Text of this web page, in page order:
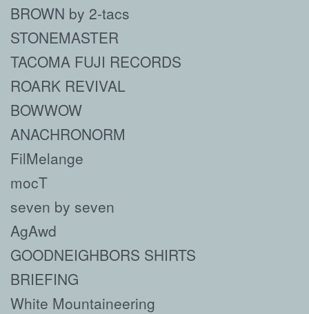
BROWN by 2-tacs
STONEMASTER
TACOMA FUJI RECORDS
ROARK REVIVAL
BOWWOW
ANACHRONORM
FilMelange
mocT
seven by seven
AgAwd
GOODNEIGHBORS SHIRTS
BRIEFING
White Mountaineering